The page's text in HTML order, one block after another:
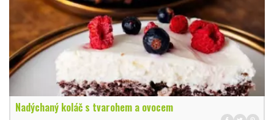
Nadýchaný koláč s tvarohem a ovocem